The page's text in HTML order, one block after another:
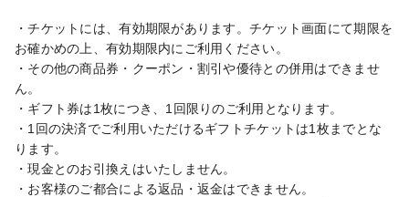
・チケットには、有効期限があります。チケット画面にて期限を
お確かめの上、有効期限内にご利用ください。
・その他の商品券・クーポン・割引や優待との併用はできませ
ん。
・ギフト券は1枚につき、1回限りのご利用となります。
・1回の決済でご利用いただけるギフトチケットは1枚までとな
ります。
・現金とのお引換えはいたしません。
・お客様のご都合による返品・返金はできません。